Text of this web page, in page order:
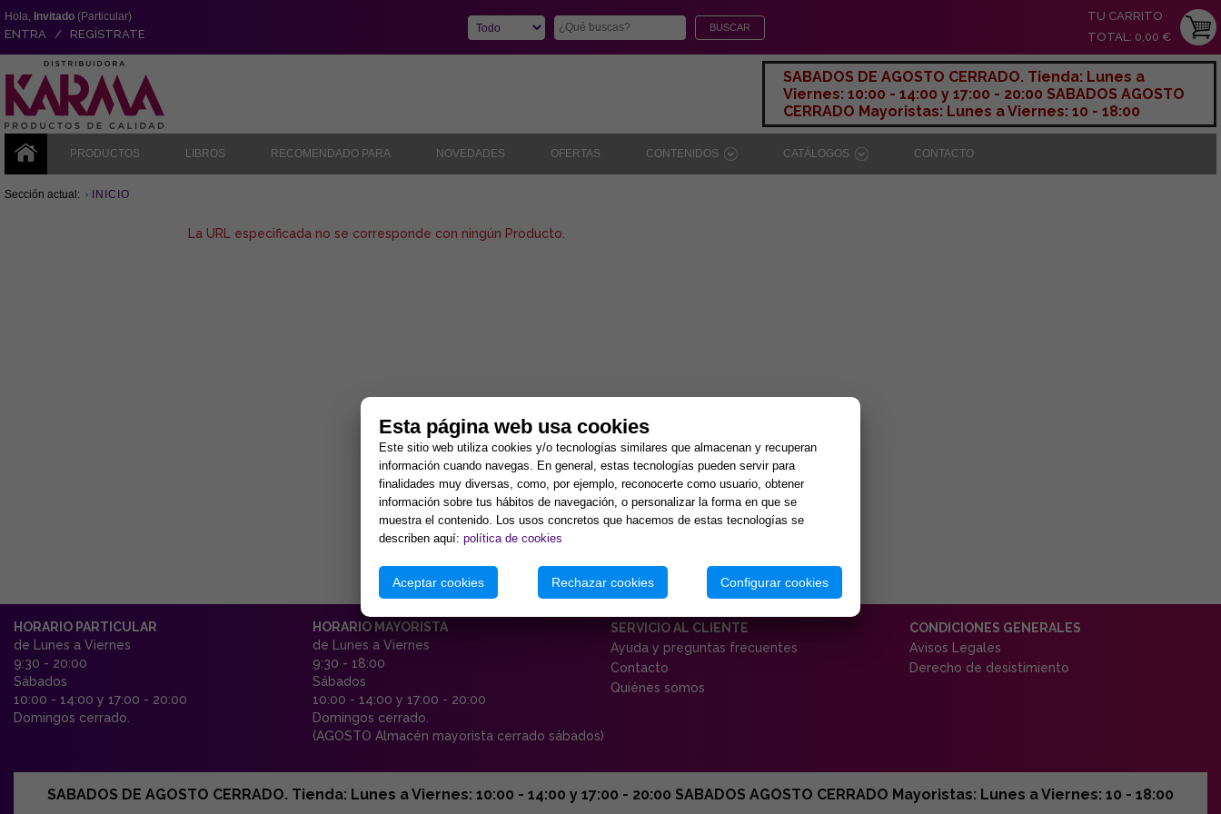
Hola, Invitado (Particular)
ENTRA / REGÍSTRATE
TU CARRITO
TOTAL: 0,00 €
SABADOS DE AGOSTO CERRADO. Tienda: Lunes a
Viernes: 10:00 - 14:00 y 17:00 - 20:00 SABADOS AGOSTO
CERRADO Mayoristas: Lunes a Viernes: 10 - 18:00
PRODUCTOS LIBROS RECOMENDADO PARA NOVEDADES OFERTAS CONTENIDOS CATÁLOGOS CONTACTO
Sección actual: INICIO
La URL especificada no se corresponde con ningún Producto.
HORARIO PARTICULAR
de Lunes a Viernes
9:30 - 20:00
Sábados
10:00 - 14:00 y 17:00 - 20:00
Domingos cerrado.
HORARIO MAYORISTA
de Lunes a Viernes
9:30 - 18:00
Sábados
10:00 - 14:00 y 17:00 - 20:00
Domingos cerrado.
(AGOSTO Almacén mayorista cerrado sábados)
SERVICIO AL CLIENTE
Ayuda y preguntas frecuentes
Contacto
Quiénes somos
CONDICIONES GENERALES
Avisos Legales
Derecho de desistimiento
SABADOS DE AGOSTO CERRADO. Tienda: Lunes a Viernes: 10:00 - 14:00 y 17:00 - 20:00 SABADOS AGOSTO CERRADO Mayoristas: Lunes a Viernes: 10 - 18:00
Esta página web usa cookies
Este sitio web utiliza cookies y/o tecnologías similares que almacenan y recuperan
información cuando navegas. En general, estas tecnologías pueden servir para
finalidades muy diversas, como, por ejemplo, reconocerte como usuario, obtener
información sobre tus hábitos de navegación, o personalizar la forma en que se
muestra el contenido. Los usos concretos que hacemos de estas tecnologías se
describen aquí: política de cookies
Aceptar cookies Rechazar cookies Configurar cookies